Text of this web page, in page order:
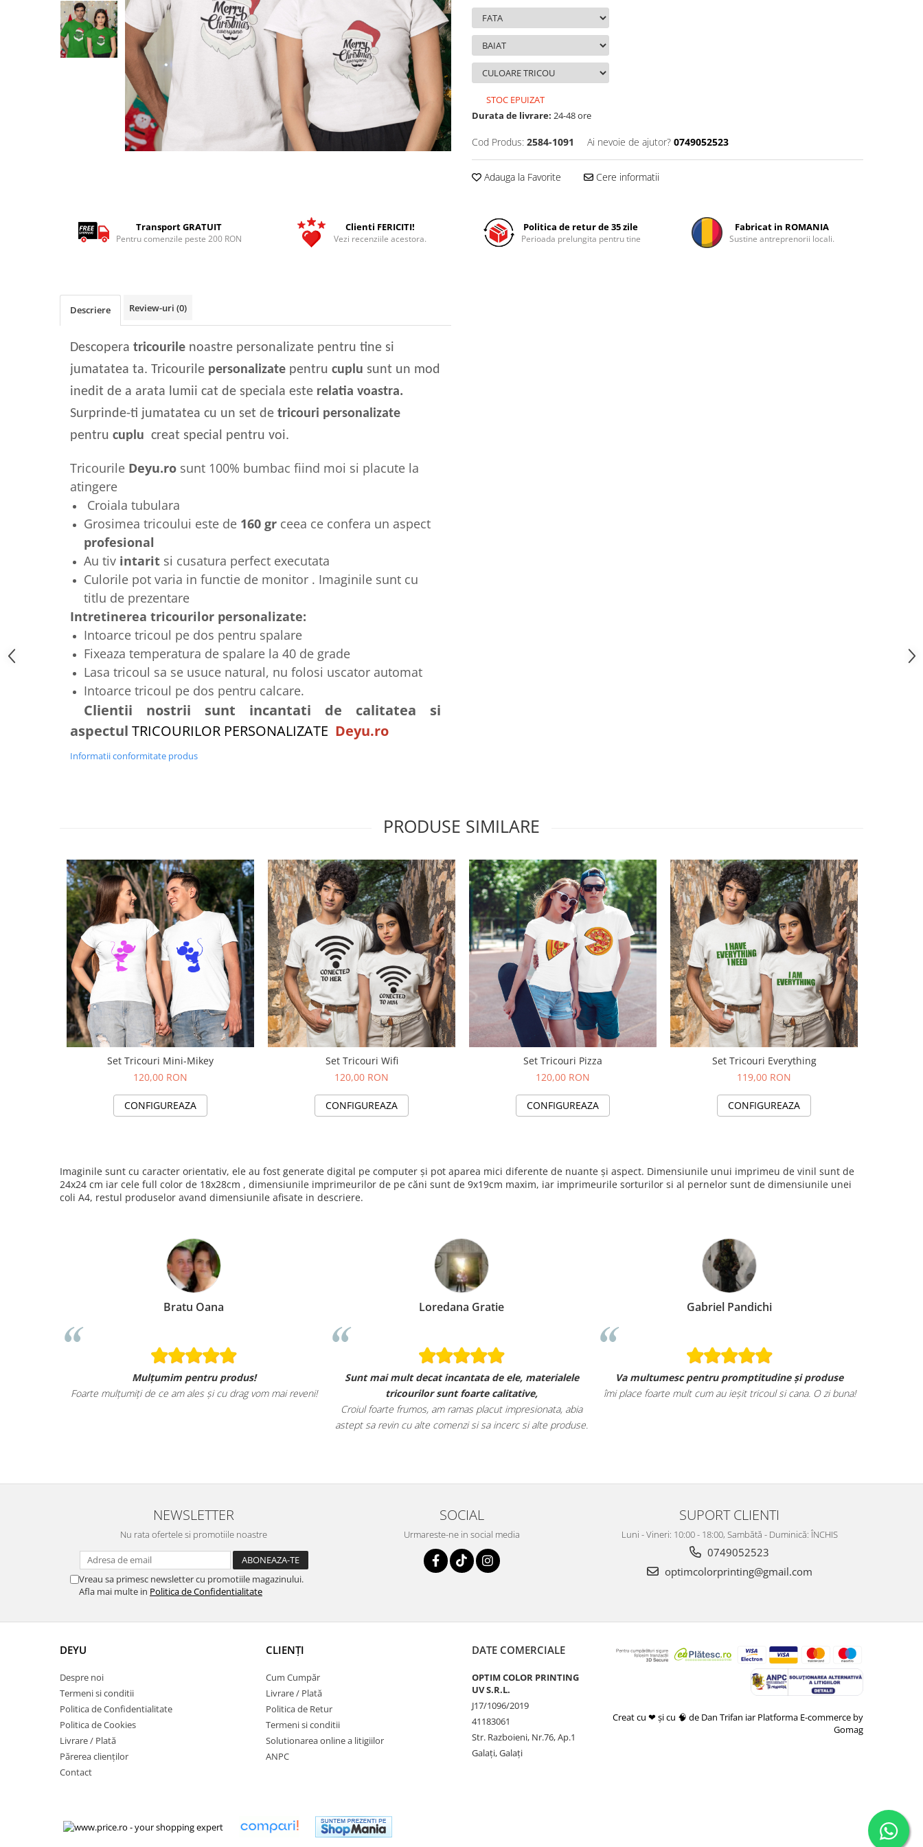
Tricouri Mecanici
Tricouri Fermieri
Tricouri Azi esti Tanar si maine...
Tricouri Pensionari
Tricouri Stari
Tricouri Gameri
Tricouri Mesaje Virale
Tricouri Vesele
Tricouri Zicale Romanesti
STOC EPUIZAT
Durata de livrare: 24-48 ore
Cod Produs: 2584-1091 Ai nevoie de ajutor? 0749052523
Adauga la Favorite Cere informatii
Transport GRATUIT
Pentru comenzile peste 200 RON
Clienti FERICITI!
Vezi recenziile acestora.
Politica de retur de 35 zile
Perioada prelungita pentru tine
Fabricat in ROMANIA
Sustine antreprenorii locali.
Descriere Review-uri (0)
Descopera tricourile noastre personalizate pentru tine si
jumatatea ta. Tricourile personalizate pentru cuplu sunt un mod
inedit de a arata lumii cat de speciala este relatia voastra.
Surprinde-ti jumatatea cu un set de tricouri personalizate
pentru cuplu creat special pentru voi.
Tricourile Deyu.ro sunt 100% bumbac fiind moi si placute la
atingere
Croiala tubulara
Grosimea tricoului este de 160 gr ceea ce confera un aspect
profesional
Au tiv intarit si cusatura perfect executata
Culorile pot varia in functie de monitor . Imaginile sunt cu
titlu de prezentare
Intretinerea tricourilor personalizate:
Intoarce tricoul pe dos pentru spalare
Fixeaza temperatura de spalare la 40 de grade
Lasa tricoul sa se usuce natural, nu folosi uscator automat
Intoarce tricoul pe dos pentru calcare.
Clientii nostrii sunt incantati de calitatea si
aspectul TRICOURILOR PERSONALIZATE Deyu.ro
Informatii conformitate produs
PRODUSE SIMILARE
Set Tricouri Mini-Mikey
120,00 RON
CONFIGUREAZA
Set Tricouri Wifi
120,00 RON
CONFIGUREAZA
Set Tricouri Pizza
120,00 RON
CONFIGUREAZA
Set Tricouri Everything
119,00 RON
CONFIGUREAZA
Imaginile sunt cu caracter orientativ, ele au fost generate digital pe computer și pot aparea mici diferente de nuante și aspect. Dimensiunile unui imprimeu de vinil sunt de
24x24 cm iar cele full color de 18x28cm , dimensiunile imprimeurilor de pe căni sunt de 9x19cm maxim, iar imprimeurile sorturilor si al pernelor sunt de dimensiunile unei
coli A4, restul produselor avand dimensiunile afisate in descriere.
Bratu Oana
Mulțumim pentru produs!
Foarte mulțumiți de ce am ales și cu drag vom mai reveni!
Loredana Gratie
Sunt mai mult decat incantata de ele, materialele
tricourilor sunt foarte calitative,
Croiul foarte frumos, am ramas placut impresionata, abia
astept sa revin cu alte comenzi si sa incerc si alte produse.
Gabriel Pandichi
Va multumesc pentru promptitudine și produse
îmi place foarte mult cum au ieșit tricoul si cana. O zi buna!
NEWSLETTER
Nu rata ofertele si promotiile noastre
Vreau sa primesc newsletter cu promotiile magazinului.
Afla mai multe in Politica de Confidentialitate
SOCIAL
Urmareste-ne in social media
SUPORT CLIENTI
Luni - Vineri: 10:00 - 18:00, Sambătă - Duminică: ÎNCHIS
0749052523
optimcolorprinting@gmail.com
DEYU
Despre noi
Termeni si conditii
Politica de Confidentialitate
Politica de Cookies
Livrare / Plată
Părerea clienților
Contact
CLIENȚI
Cum Cumpăr
Livrare / Plată
Politica de Retur
Termeni si conditii
Solutionarea online a litigiilor
ANPC
DATE COMERCIALE
OPTIM COLOR PRINTING
UV S.R.L.
J17/1096/2019
41183061
Str. Razboieni, Nr.76, Ap.1
Galați, Galați
Creat cu ❤ și cu 🧠 de Dan Trifan iar Platforma E-commerce by
Gomag